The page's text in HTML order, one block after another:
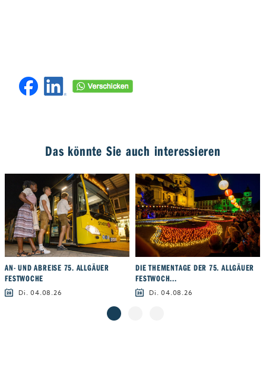
Das könnte Sie auch interessieren
AN- UND ABREISE 75. ALLGÄUER
FESTWOCHE
Di. 04.08.26
DIE THEMENTAGE DER 75. ALLGÄUER
FESTWOCH...
Di. 04.08.26